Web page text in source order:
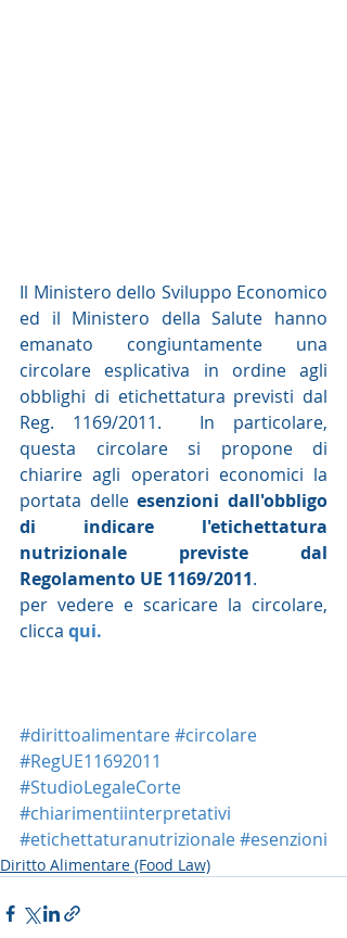
Il Ministero dello Sviluppo Economico
ed il Ministero della Salute hanno
emanato congiuntamente una
circolare esplicativa in ordine agli
obblighi di etichettatura previsti dal
Reg. 1169/2011.  In particolare,
questa circolare si propone di
chiarire agli operatori economici la
portata delle esenzioni dall'obbligo
di indicare l'etichettatura
nutrizionale previste dal
Regolamento UE 1169/2011.
per vedere e scaricare la circolare,
clicca qui.
#dirittoalimentare#circolare
#RegUE11692011
#StudioLegaleCorte
#chiarimentiinterpretativi
#etichettaturanutrizionale#esenzioni
Diritto Alimentare (Food Law)